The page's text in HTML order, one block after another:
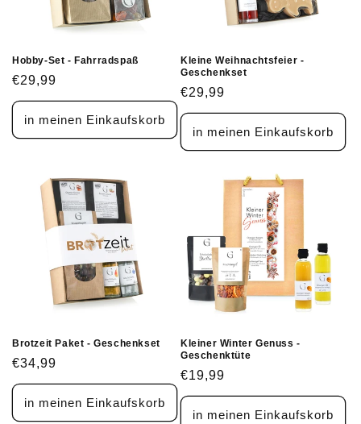
Hobby-Set - Fahrradspaß
Normaler
Preis
€29,99
in meinen Einkaufskorb
Kleine Weihnachtsfeier -
Geschenkset
Normaler
Preis
€29,99
in meinen Einkaufskorb
Brotzeit Paket - Geschenkset
Normaler
Preis
€34,99
in meinen Einkaufskorb
Kleiner Winter Genuss -
Geschenktüte
Normaler
Preis
€19,99
in meinen Einkaufskorb